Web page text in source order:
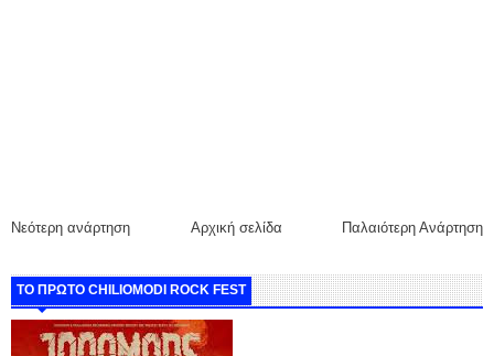
Νεότερη ανάρτηση Παλαιότερη Ανάρτηση
Αρχική σελίδα
ΤΟ ΠΡΩΤΟ CHILIOMODI ROCK FEST